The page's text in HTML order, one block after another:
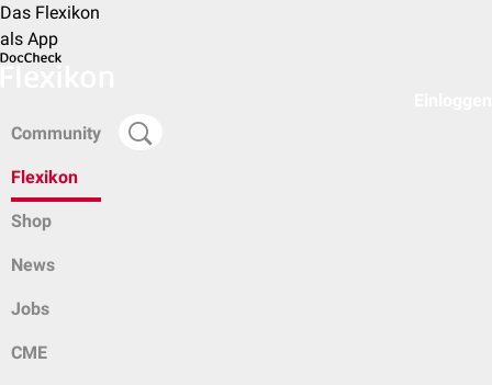
Das Flexikon
als App
Community
Flexikon
Shop
News
Jobs
CME